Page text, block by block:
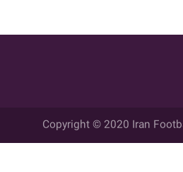
Copyright © 2020 Iran